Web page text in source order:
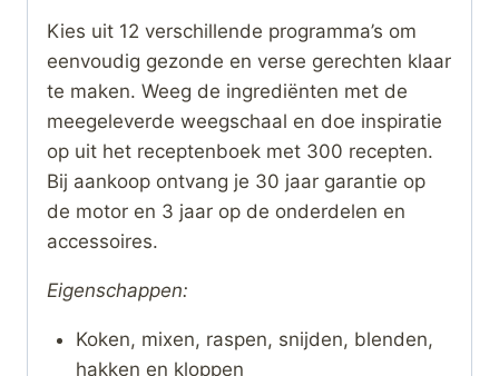
Kies uit 12 verschillende programma’s om
eenvoudig gezonde en verse gerechten klaar
te maken. Weeg de ingrediënten met de
meegeleverde weegschaal en doe inspiratie
op uit het receptenboek met 300 recepten.
Bij aankoop ontvang je 30 jaar garantie op
de motor en 3 jaar op de onderdelen en
accessoires.
Eigenschappen:
Koken, mixen, raspen, snijden, blenden,
hakken en kloppen